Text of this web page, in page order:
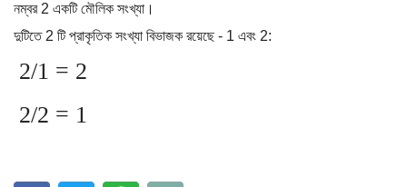
নম্বর 2 একটি মৌলিক সংখ্যা।
দুটিতে 2 টি প্রাকৃতিক সংখ্যা বিভাজক রয়েছে - 1 এবং 2:
2/1 = 2
2/2 = 1